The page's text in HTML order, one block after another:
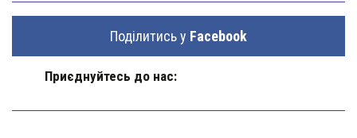
Поділитись у Facebook
Приєднуйтесь до нас: